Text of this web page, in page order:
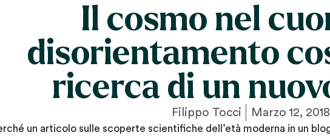
Il cosmo nel
disorientamento
ricerca di un
Filippo Tocci Marzo 12, 2018
un articolo sulle scoperte scientifiche dell’età moderna in un